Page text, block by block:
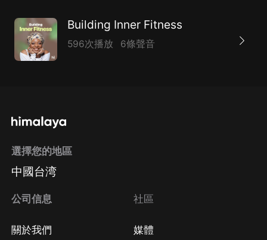
Building Inner Fitness
596次播放 6條聲音
選擇您的地區
中國台湾
公司信息
關於我們
社區
媒體